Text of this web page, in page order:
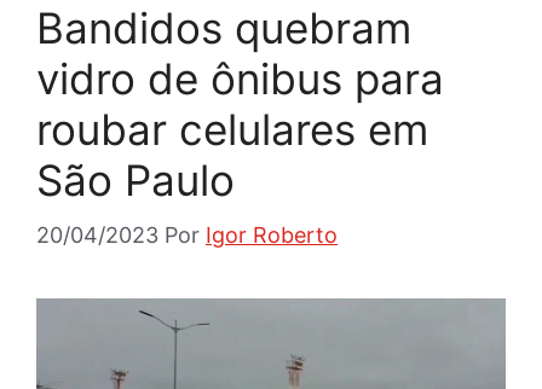
Bandidos quebram
vidro de ônibus para
roubar celulares em
São Paulo
20/04/2023 Por Igor Roberto